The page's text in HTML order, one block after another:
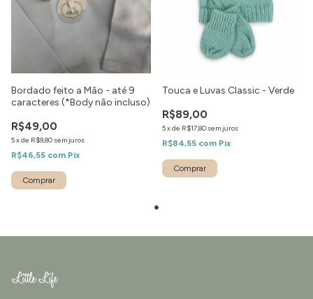
Bordado feito a Mão - até 9
caracteres (*Body não incluso)
R$49,00
5xde R$9,80 sem juros
R$46,55 com Pix
Touca e Luvas Classic - Verde
R$89,00
5xde R$17,80 sem juros
R$84,55 com Pix